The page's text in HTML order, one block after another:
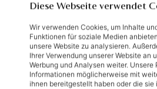
Diese Webseite verwendet
Wir verwenden Cookies, um Inhalte
Funktionen für soziale Medien
unsere Website zu analysieren.
Ihrer Verwendung unserer Website an
Werbung und Analysen weiter. Unsere
Informationen möglicherweise mit
ihnen bereitgestellt haben oder die sie